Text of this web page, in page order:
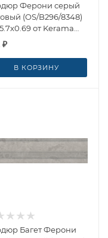
Ферони серый
(OS/B296/8348)
от Kerama
(Россия)
₽
В КОРЗИНУ
Багет Ферони